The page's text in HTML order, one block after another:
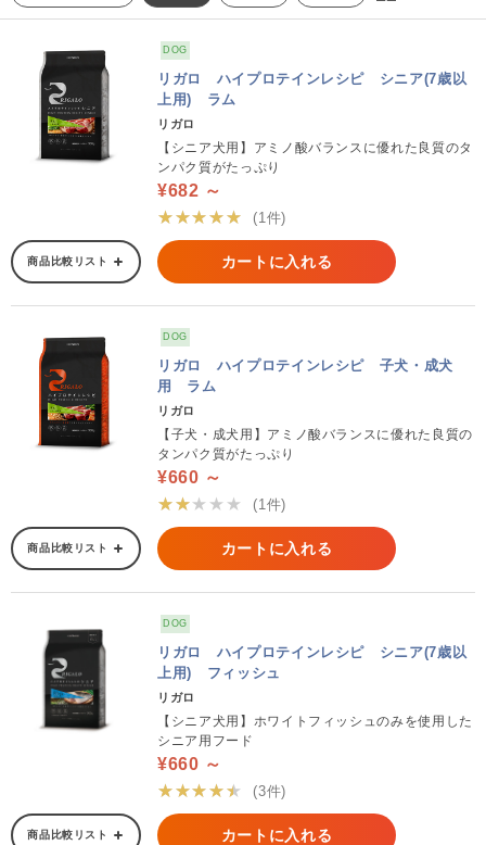
DOG
リガロ ハイプロテインレシピ シニア(7歳以
上用) ラム
リガロ
【シニア犬用】アミノ酸バランスに優れた良質のタ
ンパク質がたっぷり
¥682 ～
★★★★★
(1件)
商品比較リスト カートに入れる
DOG
リガロ ハイプロテインレシピ 子犬・成犬
用 ラム
リガロ
【子犬・成犬用】アミノ酸バランスに優れた良質の
タンパク質がたっぷり
¥660 ～
★★★★★
(1件)
商品比較リスト カートに入れる
DOG
リガロ ハイプロテインレシピ シニア(7歳以
上用) フィッシュ
リガロ
【シニア犬用】ホワイトフィッシュのみを使用した
シニア用フード
¥660 ～
★★★★★
(3件)
商品比較リスト カートに入れる